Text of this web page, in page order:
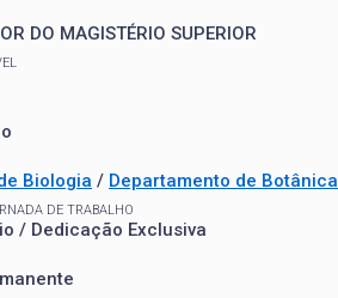
DO MAGISTÉRIO SUPERIOR
Biologia / Departamento de Botânica
DE TRABALHO
/ Dedicação Exclusiva